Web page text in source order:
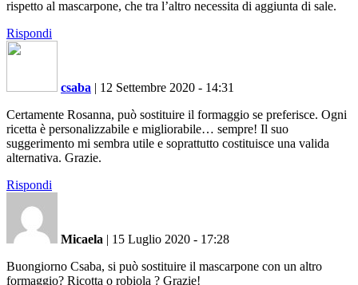
rispetto al mascarpone, che tra l’altro necessita di aggiunta di sale.
Rispondi
csaba | 12 Settembre 2020 - 14:31
Certamente Rosanna, può sostituire il formaggio se preferisce. Ogni
ricetta è personalizzabile e migliorabile… sempre! Il suo
suggerimento mi sembra utile e soprattutto costituisce una valida
alternativa. Grazie.
Rispondi
Micaela | 15 Luglio 2020 - 17:28
Buongiorno Csaba, si può sostituire il mascarpone con un altro
formaggio? Ricotta o robiola ? Grazie!